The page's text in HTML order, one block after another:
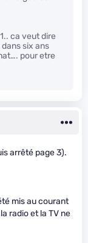
ca veut dire
dans six ans
pour etre
arrêté page 3).
mis au courant
radio et la TV ne